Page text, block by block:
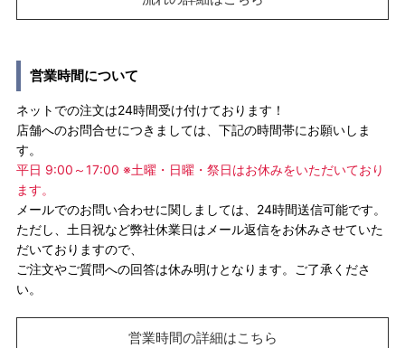
営業時間について
ネットでの注文は24時間受け付けております！
店舗へのお問合せにつきましては、下記の時間帯にお願いしま
す。
平日 9:00～17:00 ※土曜・日曜・祭日はお休みをいただいており
ます。
メールでのお問い合わせに関しましては、24時間送信可能です。
ただし、土日祝など弊社休業日はメール返信をお休みさせていた
だいておりますので、
ご注文やご質問への回答は休み明けとなります。ご了承くださ
い。
営業時間の詳細はこちら